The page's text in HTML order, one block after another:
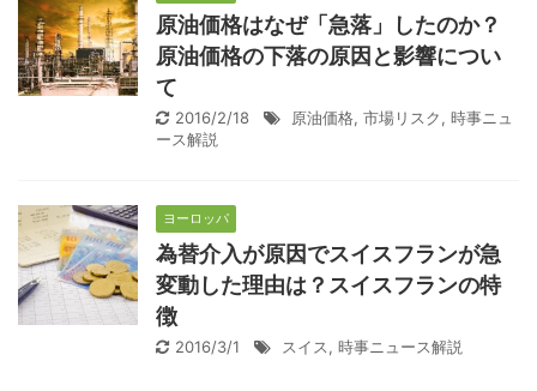
原油価格はなぜ「急落」したのか？
原油価格の下落の原因と影響につい
て
2016/2/18 原油価格, 市場リスク, 時事ニュ
ース解説
ヨーロッパ
為替介入が原因でスイスフランが急
変動した理由は？スイスフランの特
徴
2016/3/1 スイス, 時事ニュース解説